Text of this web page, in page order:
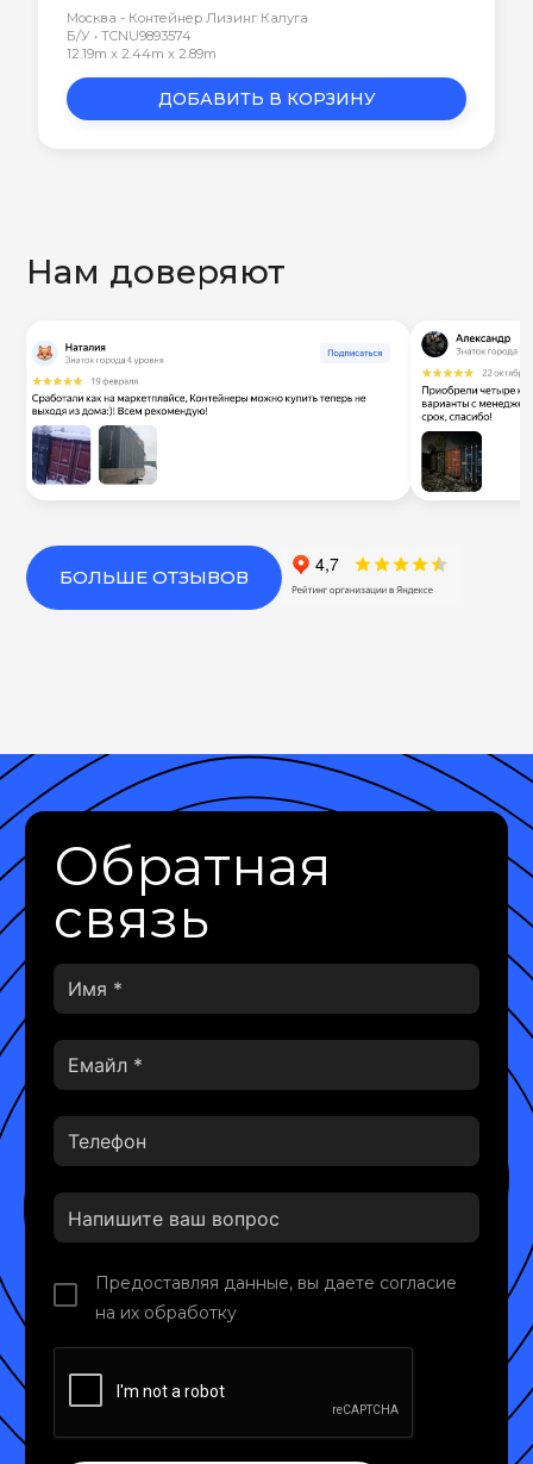
Москва - Контейнер Лизинг Калуга
Б/У • TCNU9893574
12.19m x 2.44m x 2.89m
ДОБАВИТЬ В КОРЗИНУ
Нам доверяют
БОЛЬШЕ ОТЗЫВОВ
Обратная
связь
Предоставляя данные, вы даете согласие
на их обработку